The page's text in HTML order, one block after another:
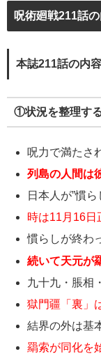
呪術廻戦211話
本誌211話の内
①状況を整理す
呪力で満たさ
列島の人間は
日本人が”慣
時は11月16日
慣らしが終わ
続いて天元が
九十九・脹相
獄門疆「裏」
結界の外は基
羂索が同化を